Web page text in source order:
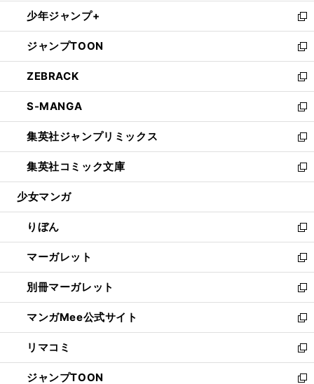
く
で
開
く
ド
ウ
で
開
く
ウ
ィ
ン
ド
ウ
で
開
く
し
い
ウ
ィ
ン
ド
ウ
で
開
く
少年ジャンプ+
新
し
い
ウ
ィ
ン
ド
ウ
で
開
く
ジャンプTOON
新
し
い
ウ
ィ
ン
ド
ウ
で
開
ZEBRACK
新
し
い
ウ
ィ
ン
ド
ウ
開
く
S-MANGA
新
し
い
ウ
ィ
ン
ウ
で
開
く
集英社ジャンプリミックス
新
し
い
ウ
ン
ド
ウ
で
開
く
集英社コミック文庫
新
し
ウ
ィ
ン
ド
ウ
で
開
く
少女マンガ
りぼん
新
し
い
ウ
ィ
ン
ド
ウ
で
開
く
マーガレット
新
し
い
ウ
ィ
ン
ド
ウ
で
別冊マーガレット
新
し
い
ウ
ィ
ン
ド
マンガMee公式サイト
新
し
い
ウ
ィ
リマコミ
新
し
い
ジャンプTOON 新